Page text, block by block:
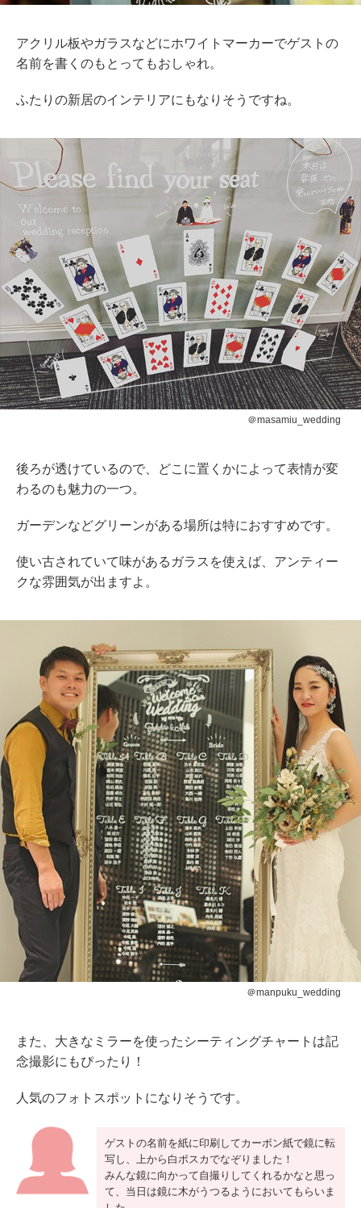
アクリル板やガラスなどにホワイトマーカーでゲストの
名前を書くのもとってもおしゃれ。
ふたりの新居のインテリアにもなりそうですね。
＠masamiu_wedding
後ろが透けているので、どこに置くかによって表情が変
わるのも魅力の一つ。
ガーデンなどグリーンがある場所は特におすすめです。
使い古されていて味があるガラスを使えば、アンティー
クな雰囲気が出ますよ。
＠manpuku_wedding
また、大きなミラーを使ったシーティングチャートは記
念撮影にもぴったり！
人気のフォトスポットになりそうです。
ゲストの名前を紙に印刷してカーボン紙で鏡に転
写し、上から白ポスカでなぞりました！
みんな鏡に向かって自撮りしてくれるかなと思っ
て、当日は鏡に木がうつるようにおいてもらいま